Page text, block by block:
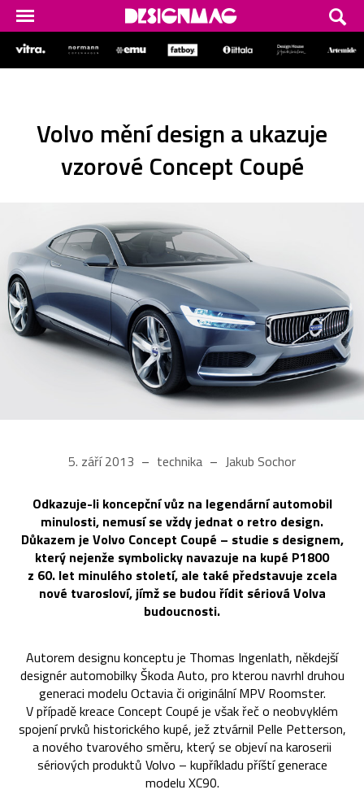
Volvo mění design a ukazuje
vzorové Concept Coupé
5. září 2013 technika Jakub Sochor
Odkazuje-li koncepční vůz na legendární automobil
minulosti, nemusí se vždy jednat o retro design.
Důkazem je Volvo Concept Coupé – studie s designem,
který nejenže symbolicky navazuje na kupé P1800
z 60. let minulého století, ale také představuje zcela
nové tvarosloví, jímž se budou řídit sériová Volva
budoucnosti.
Autorem designu konceptu je Thomas Ingenlath, někdejší
designér automobilky Škoda Auto, pro kterou navrhl druhou
generaci modelu Octavia či originální MPV Roomster.
V případě kreace Concept Coupé je však řeč o neobvyklém
spojení prvků historického kupé, jež ztvárnil Pelle Petterson,
a nového tvarového směru, který se objeví na karoserii
sériových produktů Volvo – kupříkladu příští generace
modelu XC90.